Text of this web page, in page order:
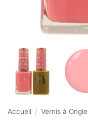
Accueil / Vernis à Ongle